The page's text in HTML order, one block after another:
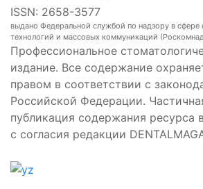
ISSN: 2658-3577
выдано Федеральной службой по надзору в
технологий и массовых коммуникаций
Профессиональное
издание. Все содержание
правом в соответствии с
Российской Федерации.
публикация содержания ресурса
с согласия редакции